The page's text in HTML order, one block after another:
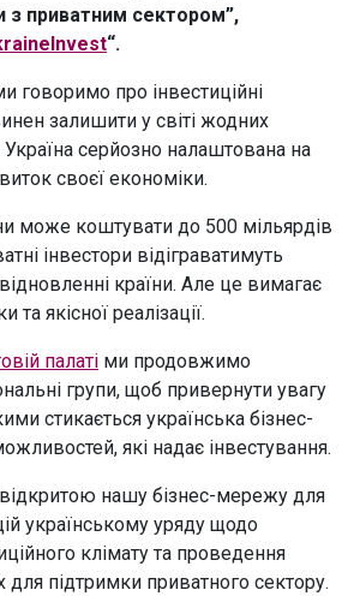
з приватним сектором”,
“.
говоримо про інвестиційні
залишити у світі жодних
серйозно налаштована на
своєї економіки.
може коштувати до 500 мільярдів
інвестори відіграватимуть
країни. Але це вимагає
та якісної реалізації.
палаті ми продовжимо
групи, щоб привернути увагу
стикається українська бізнес-
які надає інвестування.
нашу бізнес-мережу для
українському уряду щодо
клімату та проведення
підтримки приватного сектору.